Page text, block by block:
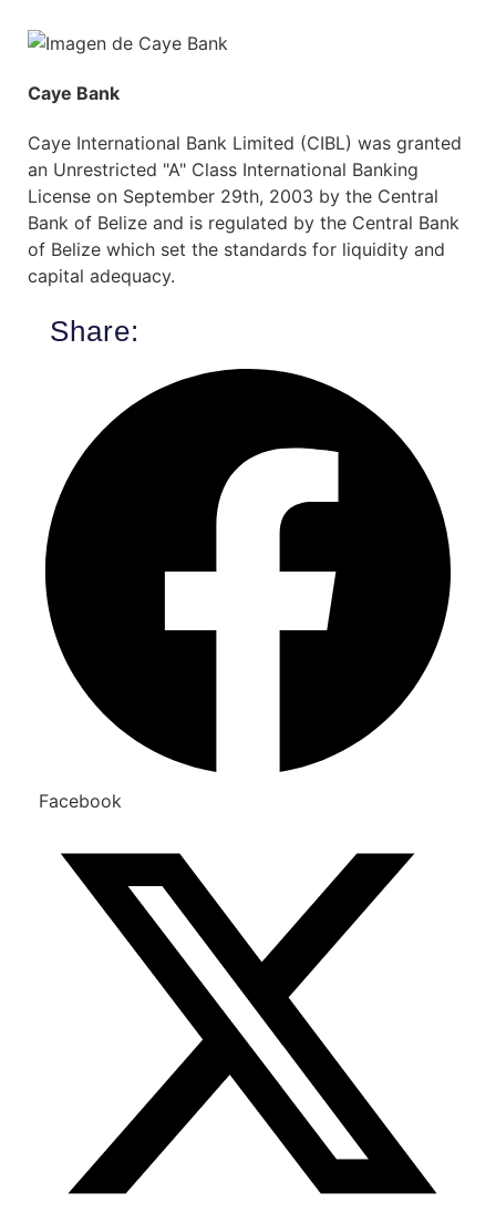
Caye Bank
Caye International Bank Limited (CIBL) was granted
an Unrestricted "A" Class International Banking
License on September 29th, 2003 by the Central
Bank of Belize and is regulated by the Central Bank
of Belize which set the standards for liquidity and
capital adequacy.
Share:
Facebook